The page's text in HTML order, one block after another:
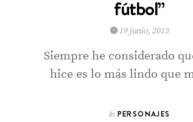
fútbol”
19 junio, 2013
Siempre he considerado
hice es lo más lindo que
In PERSONAJES